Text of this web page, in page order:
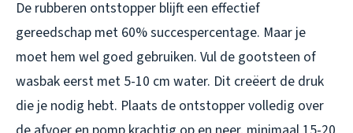
De rubberen ontstopper blijft een effectief
gereedschap met 60% succespercentage. Maar je
moet hem wel goed gebruiken. Vul de gootsteen of
wasbak eerst met 5-10 cm water. Dit creëert de druk
die je nodig hebt. Plaats de ontstopper volledig over